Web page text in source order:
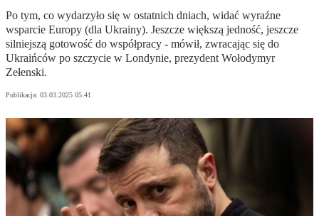
Po tym, co wydarzyło się w ostatnich dniach, widać wyraźne
wsparcie Europy (dla Ukrainy). Jeszcze większą jedność, jeszcze
silniejszą gotowość do współpracy - mówił, zwracając się do
Ukraińców po szczycie w Londynie, prezydent Wołodymyr
Zełenski.
Publikacja: 03.03.2025 05:41